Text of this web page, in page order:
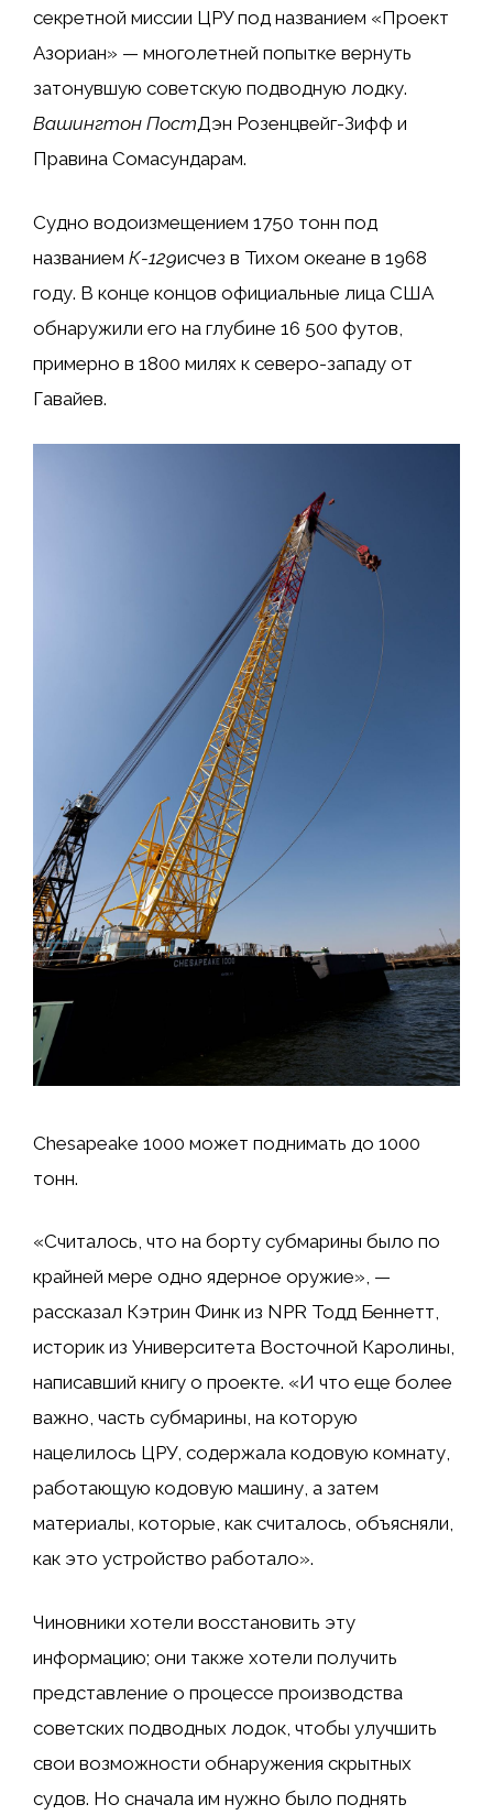
секретной миссии ЦРУ под названием «Проект
Азориан» — многолетней попытке вернуть
затонувшую советскую подводную лодку.
Вашингтон ПостДэн Розенцвейг-Зифф и
Правина Сомасундарам.
Судно водоизмещением 1750 тонн под
названием К-129исчез в Тихом океане в 1968
году. В конце концов официальные лица США
обнаружили его на глубине 16 500 футов,
примерно в 1800 милях к северо-западу от
Гавайев.
Chesapeake 1000 может поднимать до 1000
тонн.
«Считалось, что на борту субмарины было по
крайней мере одно ядерное оружие», —
рассказал Кэтрин Финк из NPR Тодд Беннетт,
историк из Университета Восточной Каролины,
написавший книгу о проекте. «И что еще более
важно, часть субмарины, на которую
нацелилось ЦРУ, содержала кодовую комнату,
работающую кодовую машину, а затем
материалы, которые, как считалось, объясняли,
как это устройство работало».
Чиновники хотели восстановить эту
информацию; они также хотели получить
представление о процессе производства
советских подводных лодок, чтобы улучшить
свои возможности обнаружения скрытных
судов. Но сначала им нужно было поднять